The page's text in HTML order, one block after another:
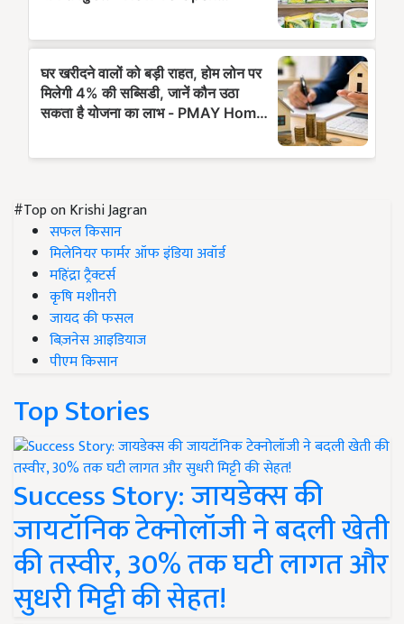
#Top on Krishi Jagran
सफल किसान
मिलेनियर फार्मर ऑफ इंडिया अवॉर्ड
महिंद्रा ट्रैक्टर्स
कृषि मशीनरी
जायद की फसल
बिज़नेस आइडियाज
पीएम किसान
Top Stories
Success Story: जायडेक्स की
जायटॉनिक टेक्नोलॉजी ने बदली खेती
की तस्वीर, 30% तक घटी लागत और
सुधरी मिट्टी की सेहत!